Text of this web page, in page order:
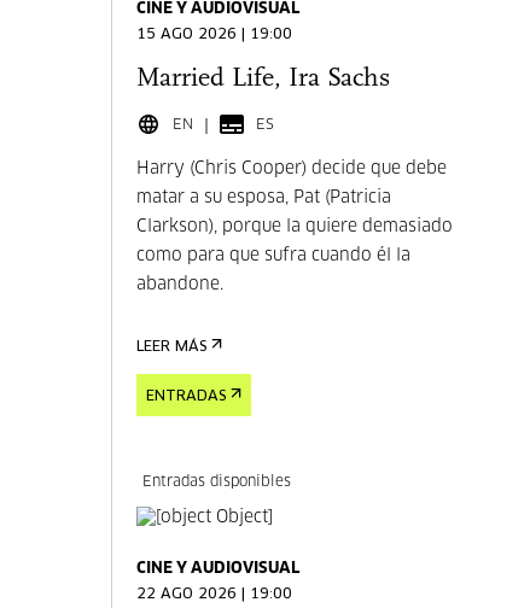
CINE Y AUDIOVISUAL
15 AGO 2026 | 19:00
Married Life, Ira Sachs
EN ES
Harry (Chris Cooper) decide que debe
matar a su esposa, Pat (Patricia
Clarkson), porque la quiere demasiado
como para que sufra cuando él la
abandone.
LEER MÁS
ENTRADAS
Entradas disponibles
CINE Y AUDIOVISUAL
22 AGO 2026 | 19:00